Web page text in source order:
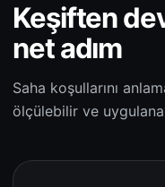
Keşiften
net adım
Saha koşullarını
ölçülebilir ve